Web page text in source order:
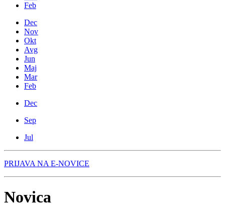
Feb
Dec
Nov
Okt
Avg
Jun
Maj
Mar
Feb
Dec
Sep
Jul
PRIJAVA NA E-NOVICE
Novica